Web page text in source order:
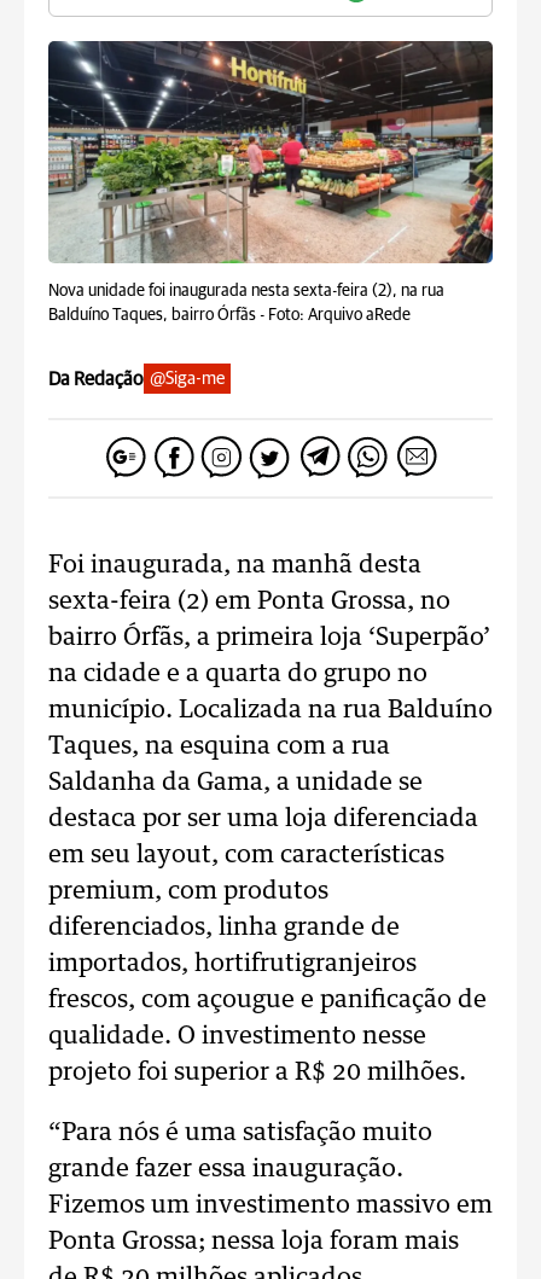
Nova unidade foi inaugurada nesta sexta-feira (2), na rua
Balduíno Taques, bairro Órfãs - Foto: Arquivo aRede
Da Redação @Siga-me
Foi inaugurada, na manhã desta
sexta-feira (2) em Ponta Grossa, no
bairro Órfãs, a primeira loja ‘Superpão’
na cidade e a quarta do grupo no
município. Localizada na rua Balduíno
Taques, na esquina com a rua
Saldanha da Gama, a unidade se
destaca por ser uma loja diferenciada
em seu layout, com características
premium, com produtos
diferenciados, linha grande de
importados, hortifrutigranjeiros
frescos, com açougue e panificação de
qualidade. O investimento nesse
projeto foi superior a R$ 20 milhões.
“Para nós é uma satisfação muito
grande fazer essa inauguração.
Fizemos um investimento massivo em
Ponta Grossa; nessa loja foram mais